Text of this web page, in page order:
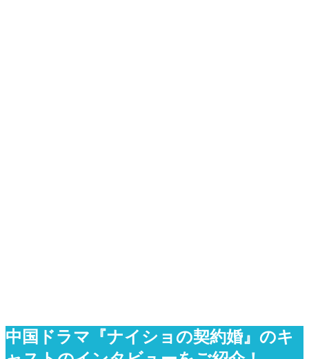
中国ドラマ『ナイショの契約婚』のキ